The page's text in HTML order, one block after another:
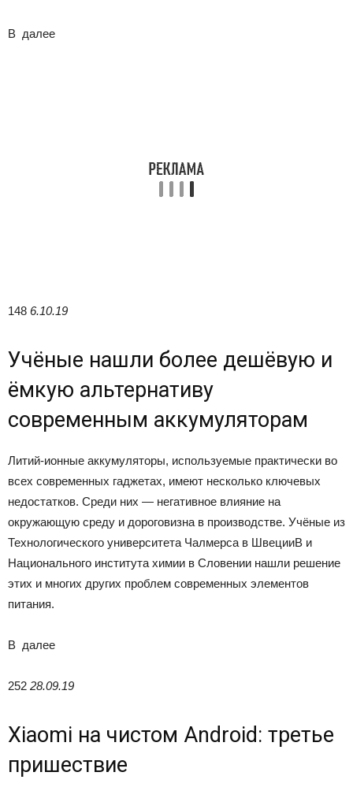
В далее
148 6.10.19
Учёные нашли более дешёвую и
ёмкую альтернативу
современным аккумуляторам
Литий-ионные аккумуляторы, используемые практически во
всех современных гаджетах, имеют несколько ключевых
недостатков. Среди них — негативное влияние на
окружающую среду и дороговизна в производстве. Учёные из
Технологического университета Чалмерса в ШвецииВ и
Национального института химии в Словении нашли решение
этих и многих других проблем современных элементов
питания.
В далее
252 28.09.19
Xiaomi на чистом Android: третье
пришествие